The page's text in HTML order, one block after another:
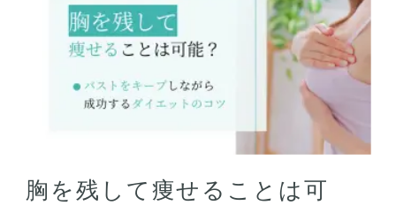
胸を残して痩せることは可